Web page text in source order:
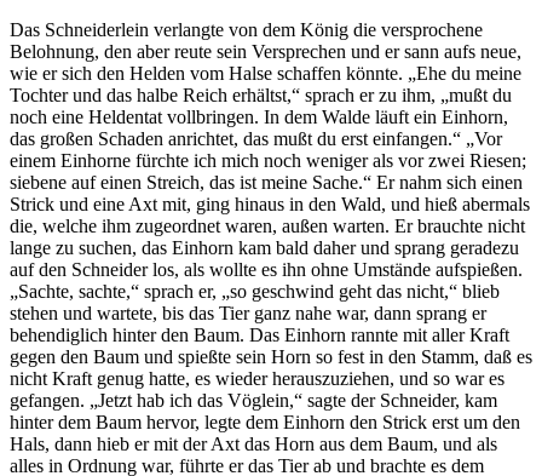
Das Schneiderlein verlangte von dem König die versprochene
Belohnung, den aber reute sein Versprechen und er sann aufs neue,
wie er sich den Helden vom Halse schaffen könnte. „Ehe du meine
Tochter und das halbe Reich erhältst,“ sprach er zu ihm, „mußt du
noch eine Heldentat vollbringen. In dem Walde läuft ein Einhorn,
das großen Schaden anrichtet, das mußt du erst einfangen.“ „Vor
einem Einhorne fürchte ich mich noch weniger als vor zwei Riesen;
siebene auf einen Streich, das ist meine Sache.“ Er nahm sich einen
Strick und eine Axt mit, ging hinaus in den Wald, und hieß abermals
die, welche ihm zugeordnet waren, außen warten. Er brauchte nicht
lange zu suchen, das Einhorn kam bald daher und sprang geradezu
auf den Schneider los, als wollte es ihn ohne Umstände aufspießen.
„Sachte, sachte,“ sprach er, „so geschwind geht das nicht,“ blieb
stehen und wartete, bis das Tier ganz nahe war, dann sprang er
behendiglich hinter den Baum. Das Einhorn rannte mit aller Kraft
gegen den Baum und spießte sein Horn so fest in den Stamm, daß es
nicht Kraft genug hatte, es wieder herauszuziehen, und so war es
gefangen. „Jetzt hab ich das Vöglein,“ sagte der Schneider, kam
hinter dem Baum hervor, legte dem Einhorn den Strick erst um den
Hals, dann hieb er mit der Axt das Horn aus dem Baum, und als
alles in Ordnung war, führte er das Tier ab und brachte es dem